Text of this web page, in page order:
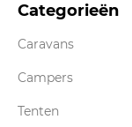
Categorieën
Caravans
Campers
Tenten